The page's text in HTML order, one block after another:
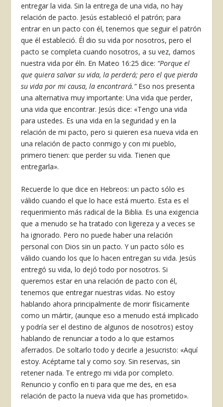
entregar la vida. Sin la entrega de una vida, no hay
relación de pacto. Jesús estableció el patrón; para
entrar en un pacto con él, tenemos que seguir el patrón
que él estableció. Él dio su vida por nosotros, pero el
pacto se completa cuando nosotros, a su vez, damos
nuestra vida por éln. En Mateo 16:25 dice: “Porque el
que quiera salvar su vida, la perderá; pero el que pierda
su vida por mi causa, la encontrará.”Eso nos presenta
una alternativa muy importante: Una vida que perder,
una vida que encontrar. Jesús dice: «Tengo una vida
para ustedes. Es una vida en la seguridad y en la
relación de mi pacto, pero si quieren esa nueva vida en
una relación de pacto conmigo y con mi pueblo,
primero tienen: que perder su vida. Tienen que
entregarla».
Recuerde lo que dice en Hebreos: un pacto sólo es
válido cuando el que lo hace está muerto. Esta es el
requerimiento más radical de la Biblia. Es una exigencia
que a menudo se ha tratado con ligereza y a veces se
ha ignorado. Pero no puede haber una relación
personal con Dios sin un pacto. Y un pacto sólo es
válido cuando los que lo hacen entregan su vida. Jesús
entregó su vida, lo dejó todo por nosotros. Si
queremos estar en una relación de pacto con él,
tenemos que entregar nuestras vidas. No estoy
hablando ahora principalmente de morir físicamente
como un mártir, (aunque eso a menudo está implicado
y podría ser el destino de algunos de nosotros) estoy
hablando de renunciar a todo a lo que estamos
aferrados. De soltarlo todo y decirle a Jesucristo: «Aquí
estoy. Acéptame tal y como soy. Sin reservas, sin
retener nada. Te entrego mi vida por completo.
Renuncio y confío en ti para que me des, en esa
relación de pacto la nueva vida que has prometido».